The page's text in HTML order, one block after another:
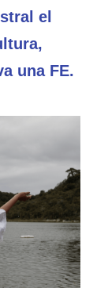
el
una FE.